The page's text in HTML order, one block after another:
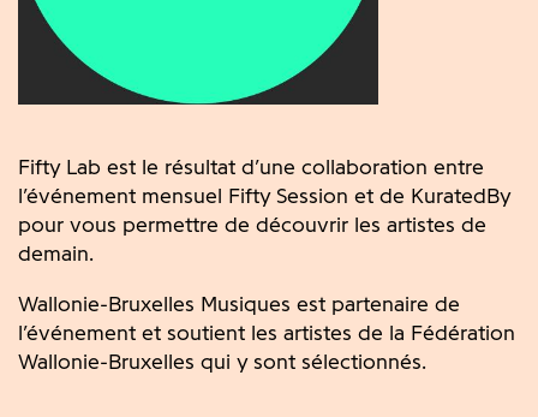
Fifty Lab est le résultat d’une collaboration entre
l’événement mensuel Fifty Session et de KuratedBy
pour vous permettre de découvrir les artistes de
demain.
Wallonie-Bruxelles Musiques est partenaire de
l’événement et soutient les artistes de la Fédération
Wallonie-Bruxelles qui y sont sélectionnés.